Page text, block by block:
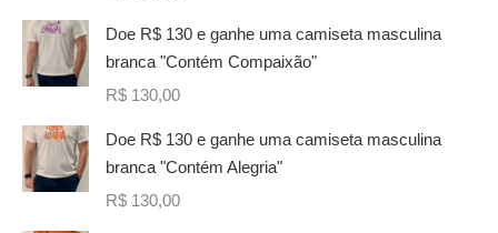
Doe R$ 130 e ganhe uma camiseta masculina
branca "Contém Compaixão"
R$ 130,00
Doe R$ 130 e ganhe uma camiseta masculina
branca "Contém Alegria"
R$ 130,00